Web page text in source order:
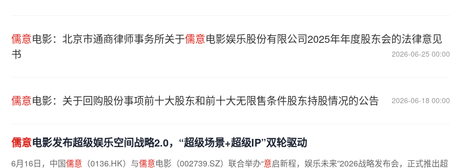
儒意电影：北京市通商律师事务所关于儒意电影娱乐股份有限公司2025年年度股东会的法律意见
书
2026-06-25 00:00
儒意电影：关于回购股份事项前十大股东和前十大无限售条件股东持股情况的公告 2026-06-18 00:00
儒意电影发布超级娱乐空间战略2.0，“超级场景+超级IP”双轮驱动
6月16日，中国儒意 （0136.HK）与儒意电影（002739.SZ）联合举办“意启新程，娱乐未来”2026战略发布会，正式推出超